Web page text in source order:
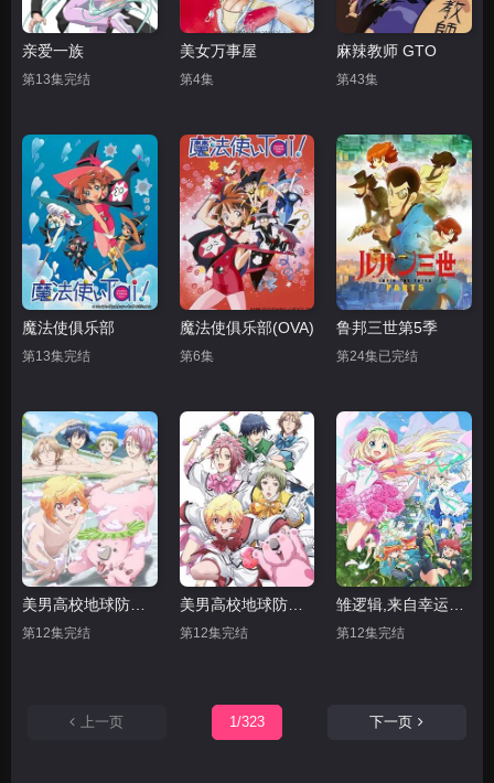
亲爱一族
第13集完结
美女万事屋
第4集
麻辣教师 GTO
第43集
魔法使俱乐部
第13集完结
魔法使俱乐部(OVA)
第6集
鲁邦三世第5季
第24集已完结
美男高校地球防卫部LOVE 第二季
第12集完结
美男高校地球防卫部LOVE
第12集完结
雏逻辑,来自幸运逻辑
第12集完结
上一页 1/323 下一页